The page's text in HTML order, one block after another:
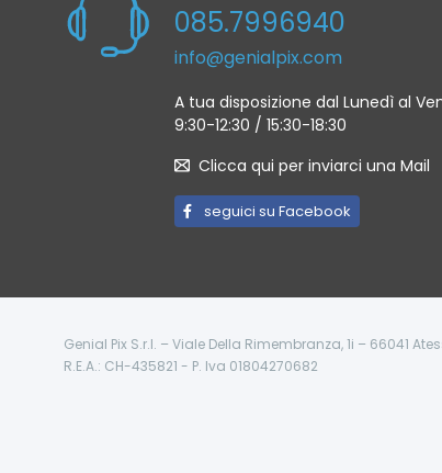
085.7996940
info@genialpix.com
A tua disposizione dal Lunedì al
9:30-12:30 / 15:30-18:30
Clicca qui per inviarci una Mail
seguici su Facebook
Genial Pix S.r.l. – Viale Della Rimembranza, 1i – 66041
R.E.A.: CH-435821 - P. Iva 01804270682